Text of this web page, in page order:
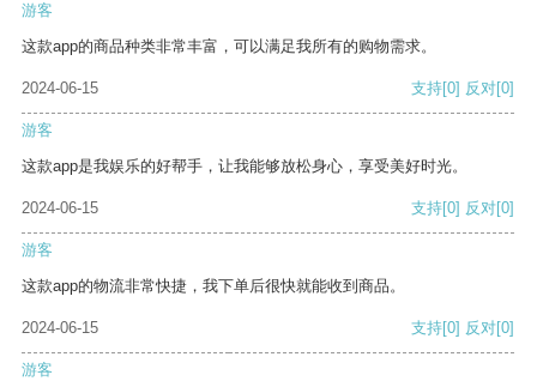
游客
这款app的商品种类非常丰富，可以满足我所有的购物需求。
2024-06-15 支持[0] 反对[0]
游客
这款app是我娱乐的好帮手，让我能够放松身心，享受美好时光。
2024-06-15 支持[0] 反对[0]
游客
这款app的物流非常快捷，我下单后很快就能收到商品。
2024-06-15 支持[0] 反对[0]
游客